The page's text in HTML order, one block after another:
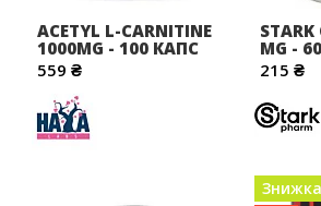
ЗСЖ, ви без проблем досягнете
ACETYL L-CARNITINE
1000MG - 100 КАПС
559 ₴
MG -
215 ₴
Знижка